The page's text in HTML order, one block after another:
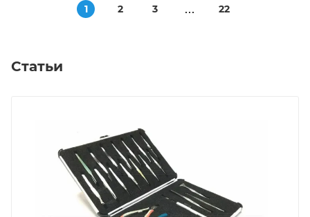
1 2 3 22
Статьи